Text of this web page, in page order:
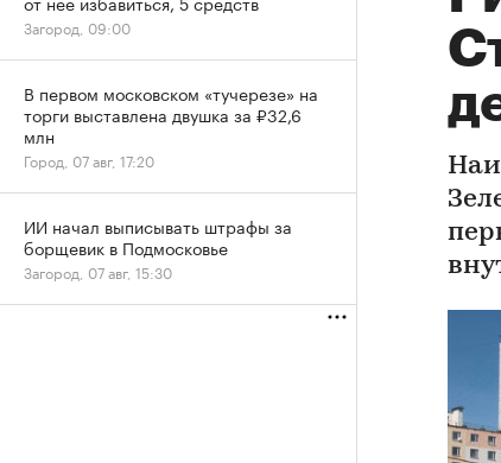
Загород, 09:00
В первом московском «тучерезе» на
торги выставлена двушка за ₽32,6
млн
Город, 07 авг, 17:20
ИИ начал выписывать штрафы за
борщевик в Подмосковье
Загород, 07 авг, 15:30